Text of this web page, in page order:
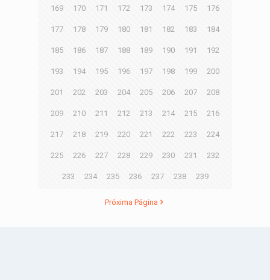
169 170 171 172 173 174 175 176
177 178 179 180 181 182 183 184
185 186 187 188 189 190 191 192
193 194 195 196 197 198 199 200
201 202 203 204 205 206 207 208
209 210 211 212 213 214 215 216
217 218 219 220 221 222 223 224
225 226 227 228 229 230 231 232
233 234 235 236 237 238 239
Próxima Página